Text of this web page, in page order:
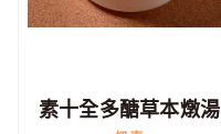
素十全多醣草本燉湯